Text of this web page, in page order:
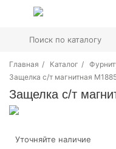
Главная / Каталог /
Защелка с/т магнитная
Защелка с/т
Уточняйте наличие